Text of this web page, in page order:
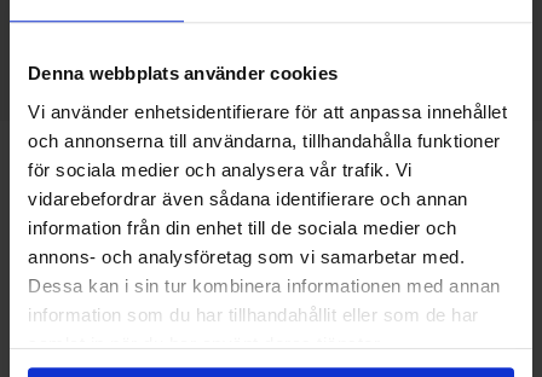
Denna webbplats använder cookies
Vi använder enhetsidentifierare för att anpassa innehållet
och annonserna till användarna, tillhandahålla funktioner
för sociala medier och analysera vår trafik. Vi
vidarebefordrar även sådana identifierare och annan
information från din enhet till de sociala medier och
annons- och analysföretag som vi samarbetar med.
Dessa kan i sin tur kombinera informationen med annan
information som du har tillhandahållit eller som de har
samlat in när du har använt deras tjänster.